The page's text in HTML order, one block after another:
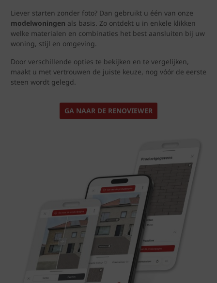
Liever starten zonder foto? Dan gebruikt u één van onze
modelwoningen als basis. Zo ontdekt u in enkele klikken
welke materialen en combinaties het best aansluiten bij uw
woning, stijl en omgeving.
Door verschillende opties te bekijken en te vergelijken,
maakt u met vertrouwen de juiste keuze, nog vóór de eerste
steen wordt gelegd.
GA NAAR DE RENOVIEWER